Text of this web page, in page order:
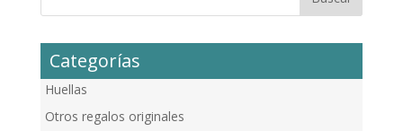
Categorías
Huellas
Otros regalos originales